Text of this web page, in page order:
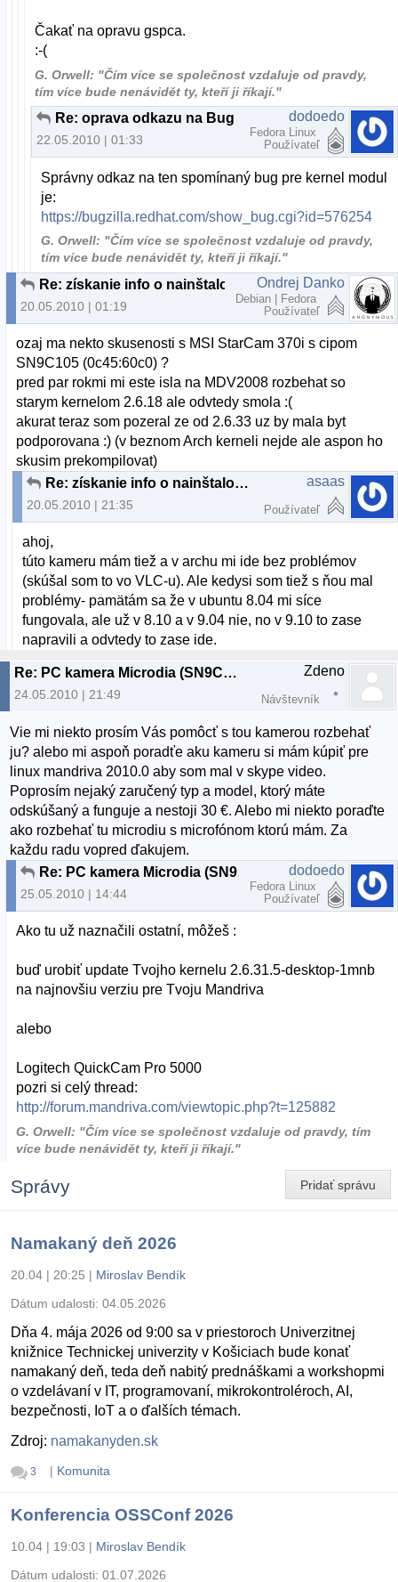
Čakať na opravu gspca.
:-(
G. Orwell: "Čím více se společnost vzdaluje od pravdy,
tím více bude nenávidět ty, kteří ji říkají."
Re: oprava odkazu na Bug
22.05.2010 | 01:33
dodoedo
Fedora Linux
Používateľ
Správny odkaz na ten spomínaný bug pre kernel modul
je:
https://bugzilla.redhat.com/show_bug.cgi?id=576254
G. Orwell: "Čím více se společnost vzdaluje od pravdy,
tím více bude nenávidět ty, kteří ji říkají."
20.05.2010 | 01:19
Ondrej Danko
Debian | Fedora
Používateľ
ozaj ma nekto skusenosti s MSI StarCam 370i s cipom
SN9C105 (0c45:60c0) ?
pred par rokmi mi este isla na MDV2008 rozbehat so
starym kernelom 2.6.18 ale odvtedy smola :(
akurat teraz som pozeral ze od 2.6.33 uz by mala byt
podporovana :) (v beznom Arch kerneli nejde ale aspon ho
skusim prekompilovat)
Re: získanie info o nainštalovanej Web kamere
20.05.2010 | 21:35
asaas
Používateľ
ahoj,
túto kameru mám tiež a v archu mi ide bez problémov
(skúšal som to vo VLC-u). Ale kedysi som tiež s ňou mal
problémy- pamätám sa že v ubuntu 8.04 mi síce
fungovala, ale už v 8.10 a v 9.04 nie, no v 9.10 to zase
napravili a odvtedy to zase ide.
Re: PC kamera Microdia (SN9C102)
24.05.2010 | 21:49
Zdeno
Návštevník
Vie mi niekto prosím Vás pomôcť s tou kamerou rozbehať
ju? alebo mi aspoň poradťe aku kameru si mám kúpiť pre
linux mandriva 2010.0 aby som mal v skype video.
Poprosím nejaký zaručený typ a model, ktorý máte
odskúšaný a funguje a nestoji 30 €. Alebo mi niekto poraďte
ako rozbehať tu microdiu s microfónom ktorú mám. Za
každu radu vopred ďakujem.
Re: PC kamera Microdia (SN9C102)
25.05.2010 | 14:44
dodoedo
Fedora Linux
Používateľ
Ako tu už naznačili ostatní, môžeš :
buď urobiť update Tvojho kernelu 2.6.31.5-desktop-1mnb
na najnovšiu verziu pre Tvoju Mandriva
alebo
Logitech QuickCam Pro 5000
pozri si celý thread:
http://forum.mandriva.com/viewtopic.php?t=125882
G. Orwell: "Čím více se společnost vzdaluje od pravdy, tím
více bude nenávidět ty, kteří ji říkají."
Pridať správu
Správy
Namakaný deň 2026
20.04 | 20:25 | Miroslav Bendík
Dátum udalosti: 04.05.2026
Dňa 4. mája 2026 od 9:00 sa v priestoroch Univerzitnej
knižnice Technickej univerzity v Košiciach bude konať
namakaný deň, teda deň nabitý prednáškami a workshopmi
o vzdelávaní v IT, programovaní, mikrokontroléroch, AI,
bezpečnosti, IoT a o ďalších témach.
Zdroj: namakanyden.sk
3 | Komunita
Konferencia OSSConf 2026
10.04 | 19:03 | Miroslav Bendík
Dátum udalosti: 01.07.2026